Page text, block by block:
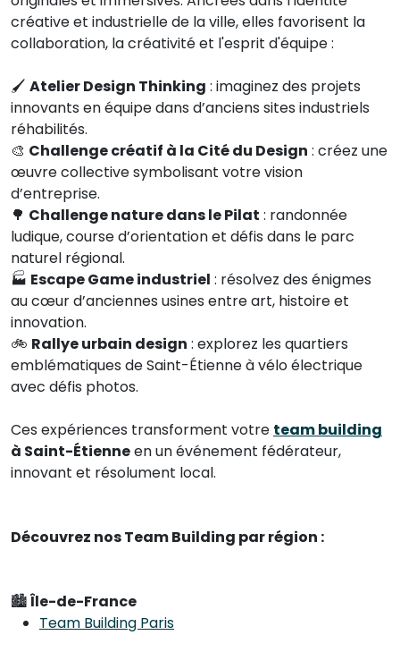
créative et industrielle de la ville, elles favorisent la
collaboration, la créativité et l'esprit d'équipe :
🖌️ Atelier Design Thinking : imaginez des projets
innovants en équipe dans d’anciens sites industriels
réhabilités.
🎨 Challenge créatif à la Cité du Design : créez une
œuvre collective symbolisant votre vision
d’entreprise.
🌳 Challenge nature dans le Pilat : randonnée
ludique, course d’orientation et défis dans le parc
naturel régional.
🏭 Escape Game industriel : résolvez des énigmes
au cœur d’anciennes usines entre art, histoire et
innovation.
🚲 Rallye urbain design : explorez les quartiers
emblématiques de Saint-Étienne à vélo électrique
avec défis photos.
Ces expériences transforment votre team building
à Saint-Étienneen un événement fédérateur,
innovant et résolument local.
Découvrez nos Team Building par région :
🏙Île-de-France
Team Building Paris